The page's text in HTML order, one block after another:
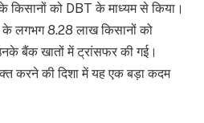
किसानों को DBT के माध्यम से किया।
के लगभग 8.28 लाख किसानों को
बैंक खातों में ट्रांसफर की गई।
करने की दिशा में यह एक बड़ा कदम